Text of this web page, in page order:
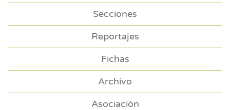
Secciones
Reportajes
Fichas
Archivo
Asociación